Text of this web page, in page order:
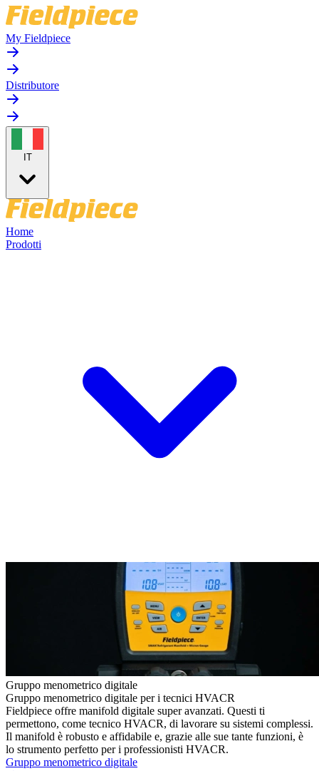
My Fieldpiece
Distributore
IT
Home
Prodotti
Gruppo menometrico digitale
Gruppo menometrico digitale per i tecnici HVACR
Fieldpiece offre manifold digitale super avanzati. Questi ti
permettono, come tecnico HVACR, di lavorare su sistemi complessi.
Il manifold è robusto e affidabile e, grazie alle sue tante funzioni, è
lo strumento perfetto per i professionisti HVACR.
Gruppo menometrico digitale